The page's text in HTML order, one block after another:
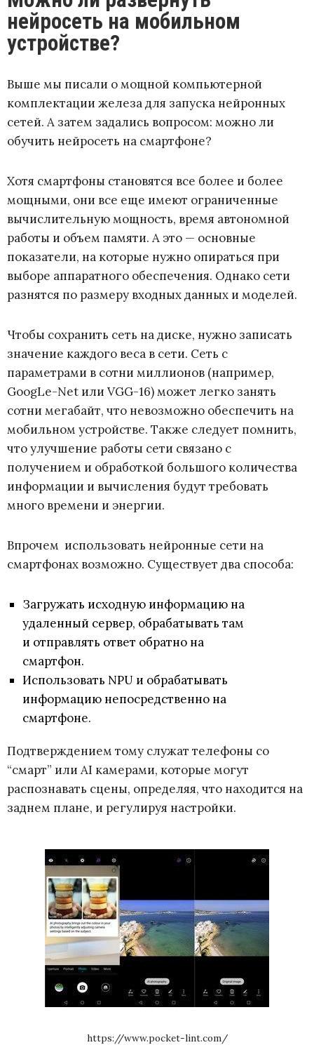
нейросеть на мобильном
устройстве?
Выше мы писали о мощной компьютерной
комплектации железа для запуска нейронных
сетей. А затем задались вопросом: можно ли
обучить нейросеть на смартфоне?
Хотя смартфоны становятся все более и более
мощными, они все еще имеют ограниченные
вычислительную мощность, время автономной
работы и объем памяти. А это — основные
показатели, на которые нужно опираться при
выборе аппаратного обеспечения. Однако сети
разнятся по размеру входных данных и моделей.
Чтобы сохранить сеть на диске, нужно записать
значение каждого веса в сети. Сеть с
параметрами в сотни миллионов (например,
GoogLe-Net или VGG-16) может легко занять
сотни мегабайт, что невозможно обеспечить на
мобильном устройстве. Также следует помнить,
что улучшение работы сети связано с
получением и обработкой большого количества
информации и вычисления будут требовать
много времени и энергии.
Впрочем использовать нейронные сети на
смартфонах возможно. Существует два способа:
Загружать исходную информацию на
удаленный сервер, обрабатывать там
и отправлять ответ обратно на
смартфон.
Использовать NPU и обрабатывать
информацию непосредственно на
смартфоне.
Подтверждением тому служат телефоны со
“смарт” или AI камерами, которые могут
распознавать сцены, определяя, что находится на
заднем плане, и регулируя настройки.
https://www.pocket-lint.com/